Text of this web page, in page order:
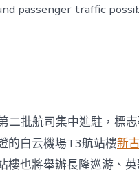
passenger traffic
二批航司集中進駐，標
的白云機場T3航站樓新
樓也將舉辦長隆巡游、